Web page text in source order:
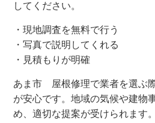
してください。
・現地調査を無料で行う
・写真で説明してくれる
・見積もりが明確
あま市 屋根修理で業者を選ぶ
が安心です。地域の気候や建物
め、適切な提案が受けられます。